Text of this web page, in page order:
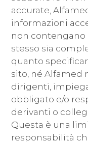
accurate,
informazioni
non contengano
stesso sia
quanto
sito, né Alfamed
dirigenti,
obbligato e/o
derivanti o
Questa è una
responsabilità